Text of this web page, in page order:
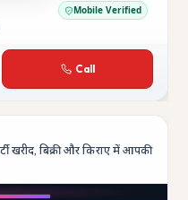
Mobile Verified
Call
खरीद, बिक्री और किराए में आपकी